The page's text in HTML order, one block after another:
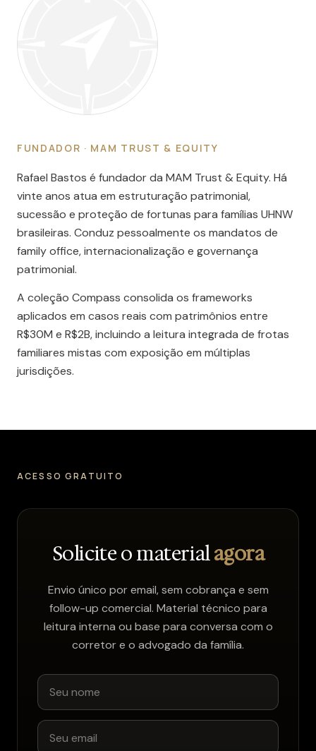
FUNDADOR · MAM TRUST & EQUITY
Rafael Bastos é fundador da MAM Trust & Equity. Há
vinte anos atua em estruturação patrimonial,
sucessão e proteção de fortunas para famílias UHNW
brasileiras. Conduz pessoalmente os mandatos de
family office, internacionalização e governança
patrimonial.
A coleção Compass consolida os frameworks
aplicados em casos reais com patrimônios entre
R$30M e R$2B, incluindo a leitura integrada de frotas
familiares mistas com exposição em múltiplas
jurisdições.
ACESSO GRATUITO
Solicite o materialagora
Envio único por email, sem cobrança e sem
follow-up comercial. Material técnico para
leitura interna ou base para conversa com o
corretor e o advogado da família.